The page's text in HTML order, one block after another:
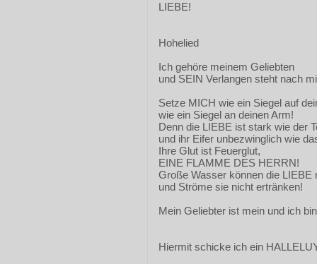
LIEBE!
Hohelied
Ich gehöre meinem Geliebten
und SEIN Verlangen steht nach
Setze MICH wie ein Siegel auf
wie ein Siegel an deinen Arm!
Denn die LIEBE ist stark wie der
und ihr Eifer unbezwinglich wie
Ihre Glut ist Feuerglut,
EINE FLAMME DES HERRN!
Große Wasser können die LIEBE
und Ströme sie nicht ertränken!
Mein Geliebter ist mein und ich
Hiermit schicke ich ein